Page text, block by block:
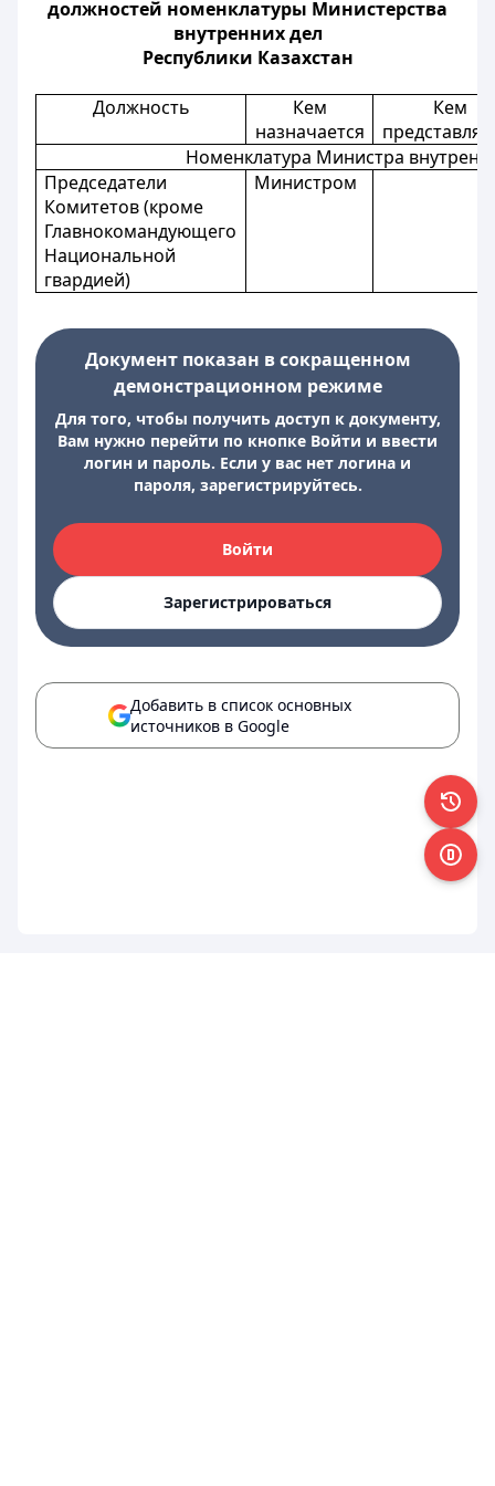
должностей номенклатуры Министерства
внутренних дел
Республики Казахстан
Должность
Кем
назначается
Кем
Номенклатура Министра
Председатели
Комитетов (кроме
Главнокомандующего
Национальной
гвардией)
Министром
Документ показан в сокращенном
демонстрационном режиме
Для того, чтобы получить доступ к документу,
Вам нужно перейти по кнопке Войти и ввести
логин и пароль. Если у вас нет логина и
пароля, зарегистрируйтесь.
Войти
Зарегистрироваться
Добавить в список основных
источников в Google